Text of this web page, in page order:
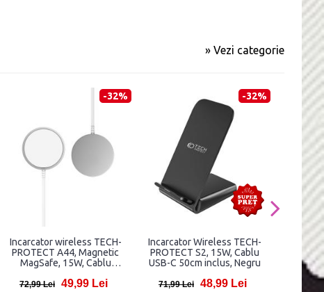
» Vezi categorie
-32%
Incarcator wireless TECH-
PROTECT A44, Magnetic
MagSafe, 15W, Cablu
72,99 Lei 49,99 Lei
-32%
Incarcator Wireless TECH-
PROTECT S2, 15W, Cablu
USB-C 50cm inclus, Negru
71,99 Lei 48,99 Lei
TECH-
Cablu